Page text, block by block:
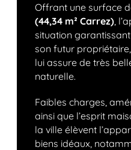
Offrant une surface
(44,34 m² Carrez),
situation
son futur
lui assure de très
naturelle.
Faibles charges,
ainsi que l’esprit
la ville élèvent
biens idéaux,